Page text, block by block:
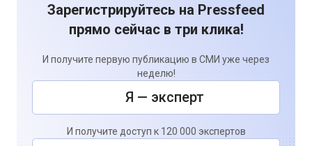
Зарегистрируйтесь на Pressfeed
прямо сейчас в три клика!
И получите первую публикацию в СМИ уже через
неделю!
Я — эксперт
И получите доступ к 120 000 экспертов